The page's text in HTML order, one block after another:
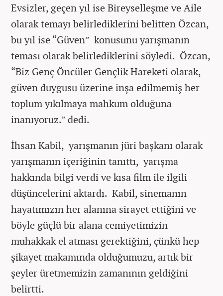
Evsizler, geçen yıl ise Bireyselleşme ve Aile
olarak temayı belirlediklerini belitten Özcan,
bu yıl ise “Güven” konusunu yarışmanın
teması olarak belirlediklerini söyledi. Özcan,
“Biz Genç Öncüler Gençlik Hareketi olarak,
güven duygusu üzerine inşa edilmemiş her
toplum yıkılmaya mahkum olduğuna
inanıyoruz.” dedi.
İhsan Kabil, yarışmanın jüri başkanı olarak
yarışmanın içeriğinin tanıttı, yarışma
hakkında bilgi verdi ve kısa film ile ilgili
düşüncelerini aktardı. Kabil, sinemanın
hayatımızın her alanına sirayet ettiğini ve
böyle güçlü bir alana cemiyetimizin
muhakkak el atması gerektiğini, çünkü hep
şikayet makamında olduğumuzu, artık bir
şeyler üretmemizin zamanının geldiğini
belirtti.